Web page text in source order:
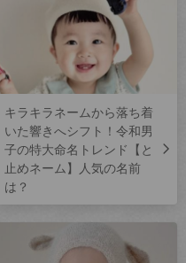
キラキラネームから落ち着
いた響きへシフト！令和男
子の特大命名トレンド【と
止めネーム】人気の名前
は？